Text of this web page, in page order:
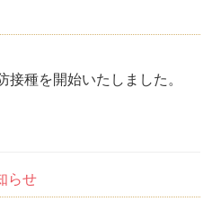
接種を開始いたしました。
らせ